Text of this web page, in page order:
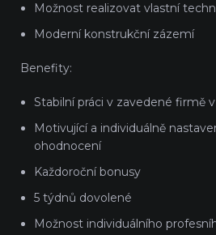
Možnost realizovat vlastní
Moderní konstrukční zázemí
Benefity:
Stabilní práci v zavedené firmě
Motivující a individuálně
ohodnocení
Každoroční bonusy
5 týdnů dovolené
Možnost individuálního